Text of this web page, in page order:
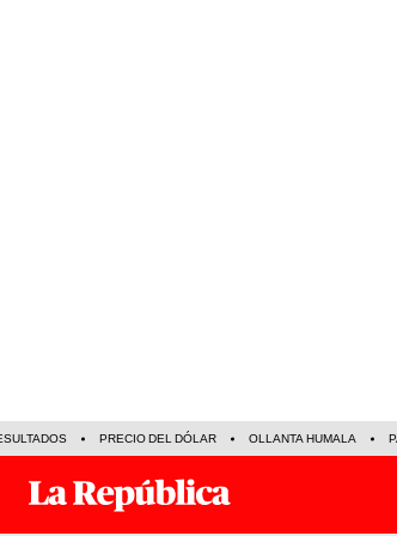
MUNDO CIENCIA DEPORTES
21 Oct 2024 | 12:07 h